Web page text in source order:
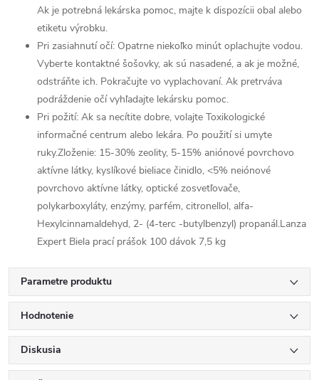
Ak je potrebná lekárska pomoc, majte k dispozícii obal alebo
etiketu výrobku.
Pri zasiahnutí očí: Opatrne niekoľko minút oplachujte vodou.
Vyberte kontaktné šošovky, ak sú nasadené, a ak je možné,
odstráňte ich. Pokračujte vo vyplachovaní. Ak pretrváva
podráždenie očí vyhľadajte lekársku pomoc.
Pri požití: Ak sa necítite dobre, volajte Toxikologické
informačné centrum alebo lekára. Po použití si umyte
ruky.Zloženie: 15-30% zeolity, 5-15% aniónové povrchovo
aktívne látky, kyslíkové bieliace činidlo, <5% neiónové
povrchovo aktívne látky, optické zosvetľovače,
polykarboxyláty, enzýmy, parfém, citronellol, alfa-
Hexylcinnamaldehyd, 2- (4-terc -butylbenzyl) propanál.Lanza
Expert Biela prací prášok 100 dávok 7,5 kg
Parametre produktu
Hodnotenie
Diskusia